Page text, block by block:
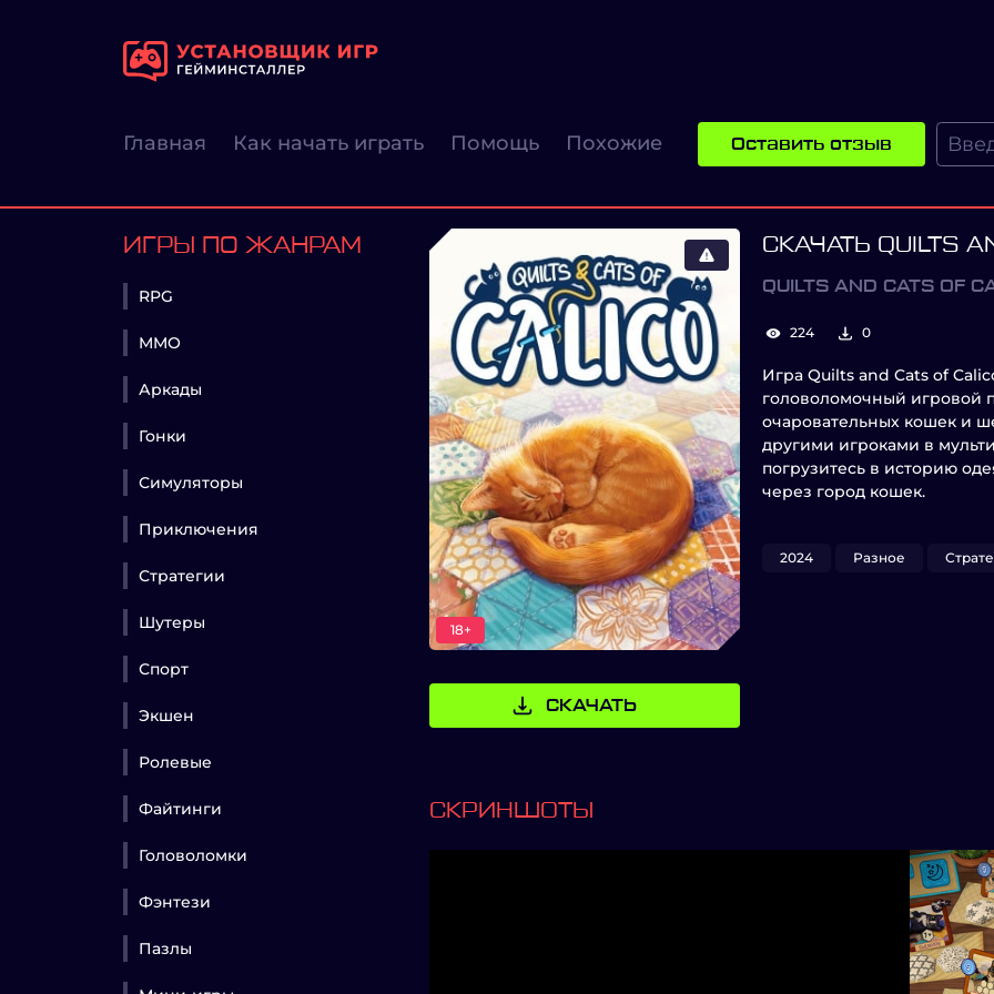
Главная Как начать играть Помощь Похожие Оставить отзыв
ИГРЫ ПО ЖАНРАМ
RPG
MMO
Аркады
Гонки
Симуляторы
Приключения
Стратегии
Шутеры
Спорт
Экшен
Ролевые
Файтинги
Головоломки
Фэнтези
Пазлы
18+
СКАЧАТЬ
СКАЧАТЬ QUILTS
QUILTS AND CATS OF
224 0
Игра Quilts and Cats of
головоломочный игровой
очаровательных кошек и
другими игроками в
погрузитесь в историю
через город кошек.
2024 Разное
СКРИНШОТЫ